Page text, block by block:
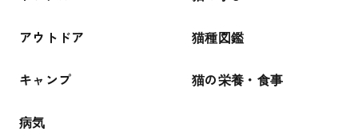
アウトドア
キャンプ
病気
猫種図鑑
猫の栄養・食事